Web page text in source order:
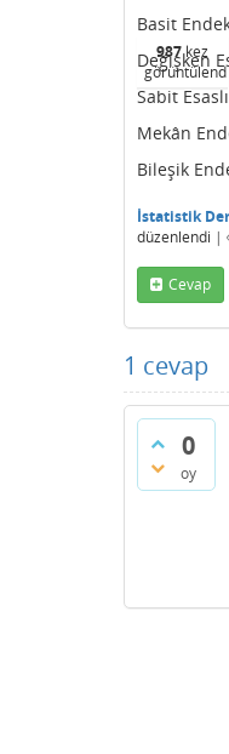
987kez
görüntülendi
Basit
Değişken
Sabit
Mekân
Bileşik
İstatistik
düzenlendi |
Cevap
1 cevap
0
oy